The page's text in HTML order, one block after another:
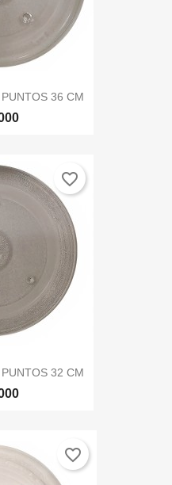
36 CM
32 CM
favorite_border
favorite_border